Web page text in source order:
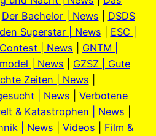
Der Bachelor | News
DSDS
Superstar | News
ESC |
| News
GNTM |
| News
GZSZ | Gute
Zeiten | News
| News
Verbotene
& Katastrophen | News
| News
Videos
Film &